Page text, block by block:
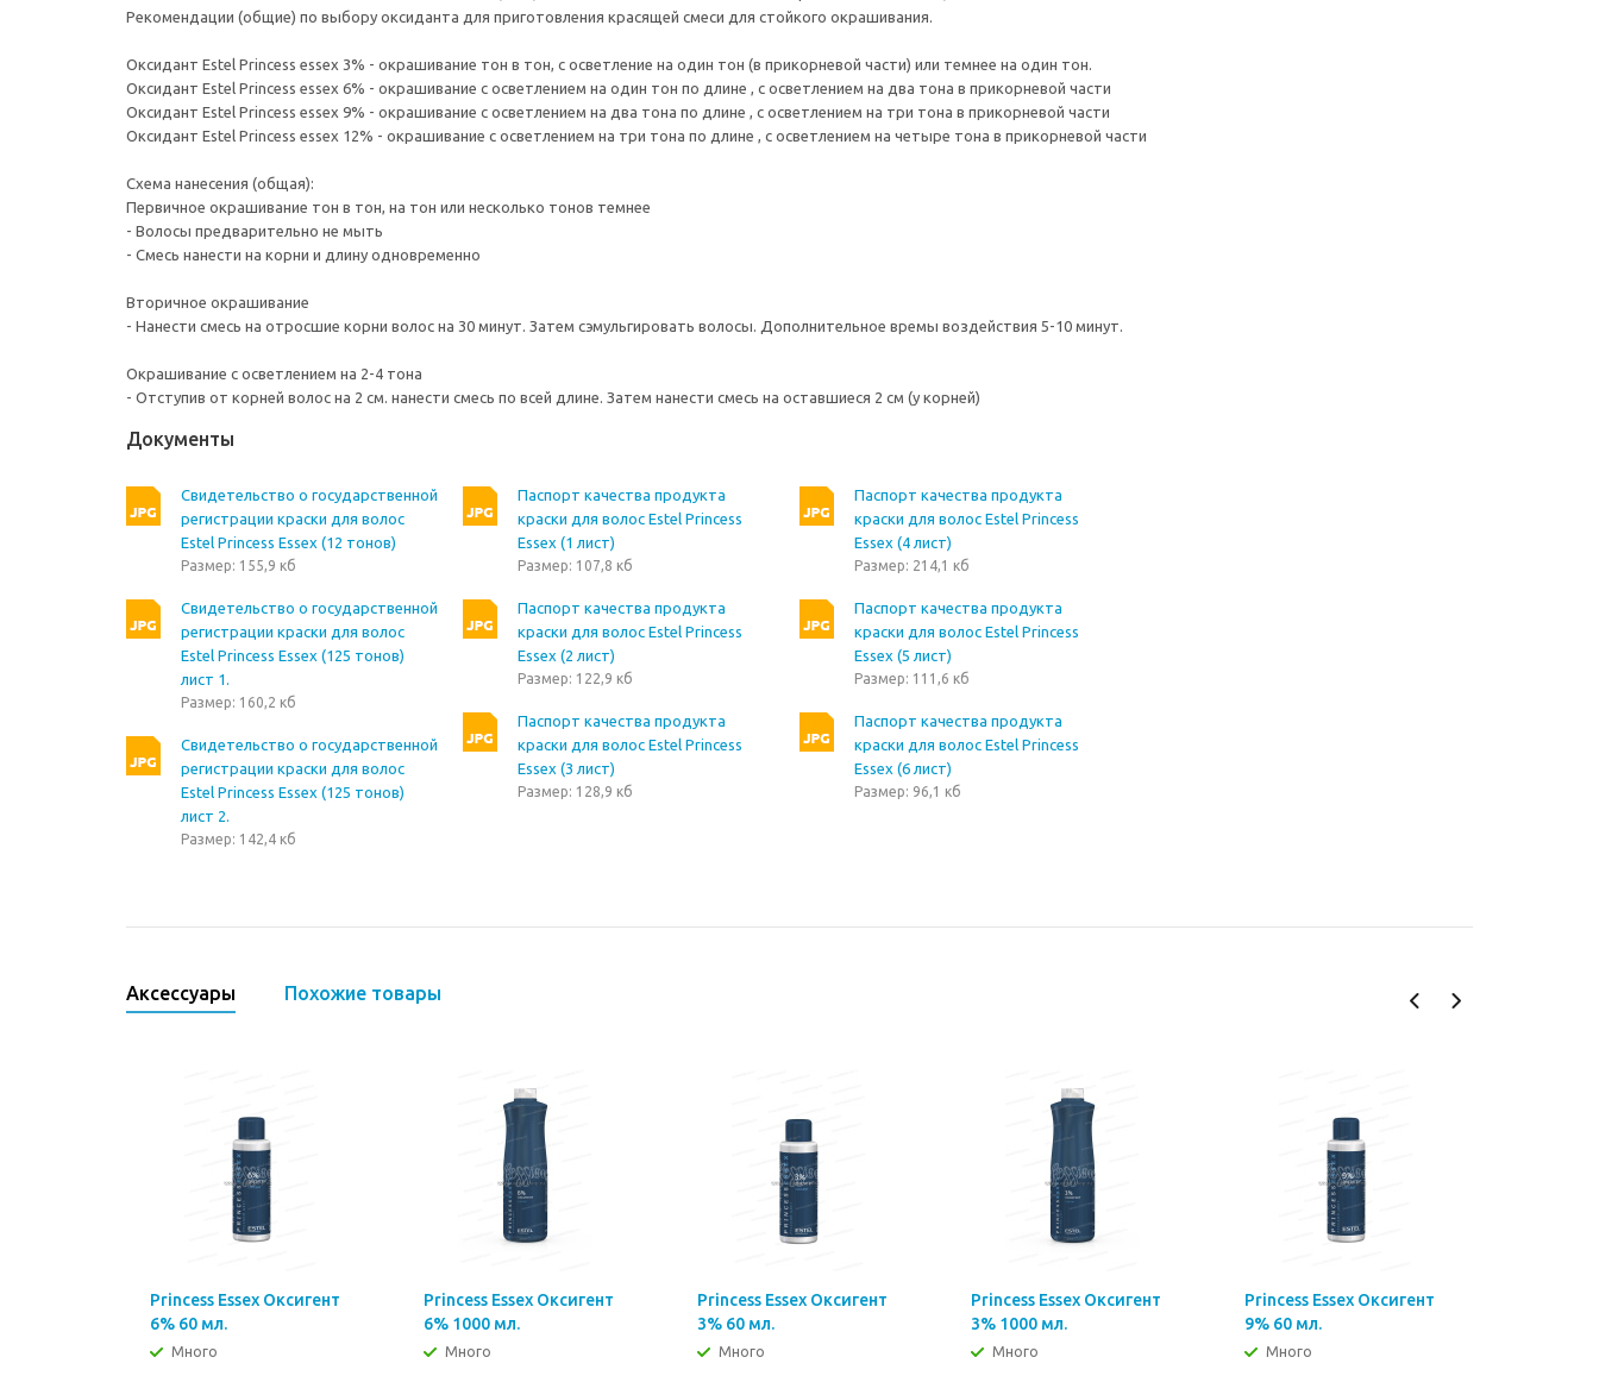
Рекомендации (общие) по выбору оксиданта для приготовления красящей смеси для стойкого окрашивания.
Оксидант Estel Princess essex 3% - окрашивание тон в тон, с осветление на один тон (в прикорневой части) или темнее на один тон.
Оксидант Estel Princess essex 6% - окрашивание с осветлением на один тон по длине , с осветлением на два тона в прикорневой части
Оксидант Estel Princess essex 9% - окрашивание с осветлением на два тона по длине , с осветлением на три тона в прикорневой части
Оксидант Estel Princess essex 12% - окрашивание с осветлением на три тона по длине , с осветлением на четыре тона в прикорневой части
Схема нанесения (общая):
Первичное окрашивание тон в тон, на тон или несколько тонов темнее
- Волосы предварительно не мыть
- Смесь нанести на корни и длину одновременно
Вторичное окрашивание
- Нанести смесь на отросшие корни волос на 30 минут. Затем сэмульгировать волосы. Дополнительное времы воздействия 5-10 минут.
Окрашивание с осветлением на 2-4 тона
- Отступив от корней волос на 2 см. нанести смесь по всей длине. Затем нанести смесь на оставшиеся 2 см (у корней)
Документы
Свидетельство о государственной
регистрации краски для волос
Estel Princess Essex (12 тонов)
Размер: 155,9 кб
Свидетельство о государственной
регистрации краски для волос
Estel Princess Essex (125 тонов)
лист 1.
Размер: 160,2 кб
Свидетельство о государственной
регистрации краски для волос
Estel Princess Essex (125 тонов)
лист 2.
Размер: 142,4 кб
Паспорт качества продукта
краски для волос Estel Princess
Essex (1 лист)
Размер: 107,8 кб
Паспорт качества продукта
краски для волос Estel Princess
Essex (2 лист)
Размер: 122,9 кб
Паспорт качества продукта
краски для волос Estel Princess
Essex (3 лист)
Размер: 128,9 кб
Паспорт качества продукта
краски для волос Estel Princess
Essex (4 лист)
Размер: 214,1 кб
Паспорт качества продукта
краски для волос Estel Princess
Essex (5 лист)
Размер: 111,6 кб
Паспорт качества продукта
краски для волос Estel Princess
Essex (6 лист)
Размер: 96,1 кб
Аксессуары Похожие товары
Princess Essex Оксигент
6% 60 мл.
Много
Princess Essex Оксигент
6% 1000 мл.
Много
Princess Essex Оксигент
3% 60 мл.
Много
Princess Essex Оксигент
3% 1000 мл.
Много
Princess Essex Оксигент
9% 60 мл.
Много